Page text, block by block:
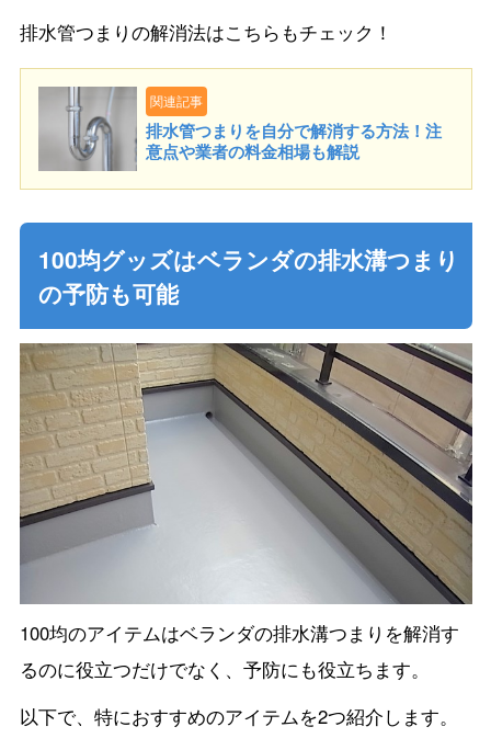
排水管つまりの解消法はこちらもチェック！
関連記事
排水管つまりを自分で解消する方法！注
意点や業者の料金相場も解説
100均グッズはベランダの排水溝つまり
の予防も可能
100均のアイテムはベランダの排水溝つまりを解消す
るのに役立つだけでなく、予防にも役立ちます。
以下で、特におすすめのアイテムを2つ紹介します。